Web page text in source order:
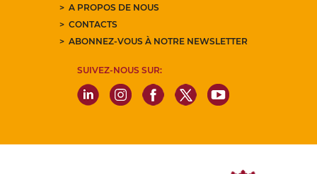
A PROPOS DE NOUS
CONTACTS
ABONNEZ-VOUS À NOTRE NEWSLETTER
SUIVEZ-NOUS SUR: